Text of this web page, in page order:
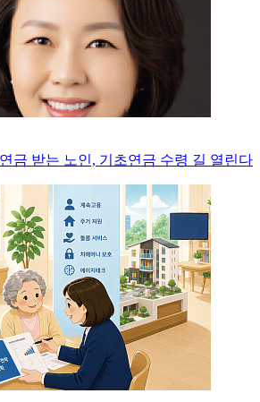
금 받는 노인, 기초연금 수령 길 열린다